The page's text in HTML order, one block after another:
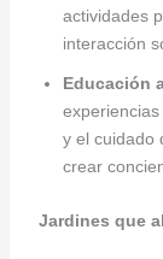
actividades
interacción
Educación
y el cuidado
crear
Jardines que